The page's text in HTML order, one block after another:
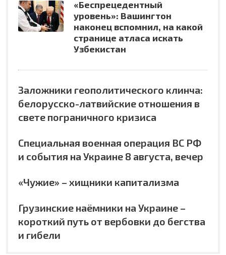
«Беспрецедентный
уровень»: Вашингтон
наконец вспомнил, на какой
странице атласа искать
Узбекистан
Заложники геополитического клинча:
белорусско-латвийские отношения в
свете пограничного кризиса
Специальная военная операция ВС РФ
и события на Украине 8 августа, вечер
«Чужие» – хищники капитализма
Грузинские наёмники на Украине –
короткий путь от вербовки до бегства
и гибели